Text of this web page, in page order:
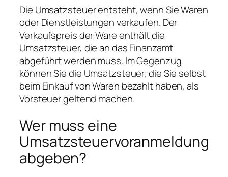
Die Umsatzsteuer entsteht, wenn Sie Waren
oder Dienstleistungen verkaufen. Der
Verkaufspreis der Ware enthält die
Umsatzsteuer, die an das Finanzamt
abgeführt werden muss. Im Gegenzug
können Sie die Umsatzsteuer, die Sie selbst
beim Einkauf von Waren bezahlt haben, als
Vorsteuer geltend machen.
Wer muss eine
Umsatzsteuervoranmeldung
abgeben?